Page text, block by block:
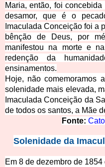
Maria, então, foi
desamor, que é o
Imaculada Conceição foi a
bênção de Deus, por
manifestou na morte e
redenção da
ensinamentos.
Hoje, não comemoramos
solenidade mais elevada,
Imaculada Conceição da
de todos os santos, a Mãe
Fonte:
Solenidade da
Em 8 de dezembro de